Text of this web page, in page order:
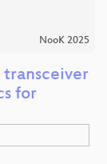
NooK 2025
for